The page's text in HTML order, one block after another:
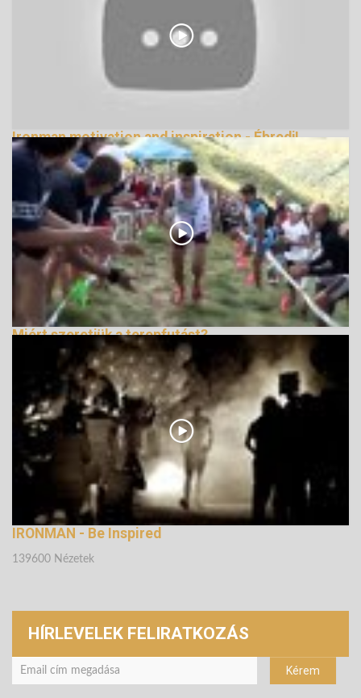
Ironman motivation and inspiration - Ébredj!
139170 Nézetek
Miért szeretjük a terepfutást?
139249 Nézetek
IRONMAN - Be Inspired
139600 Nézetek
HÍRLEVELEK FELIRATKOZÁS